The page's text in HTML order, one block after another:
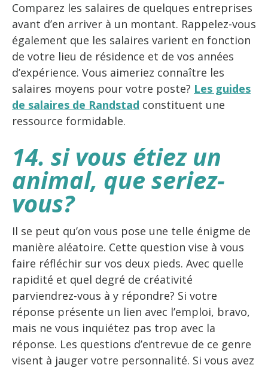
Comparez les salaires de quelques entreprises
avant d’en arriver à un montant. Rappelez-vous
également que les salaires varient en fonction
de votre lieu de résidence et de vos années
d’expérience. Vous aimeriez connaître les
salaires moyens pour votre poste? Les guides
de salaires de Randstad constituent une
ressource formidable.
14. si vous étiez un
animal, que seriez-
vous?
Il se peut qu’on vous pose une telle énigme de
manière aléatoire. Cette question vise à vous
faire réfléchir sur vos deux pieds. Avec quelle
rapidité et quel degré de créativité
parviendrez-vous à y répondre? Si votre
réponse présente un lien avec l’emploi, bravo,
mais ne vous inquiétez pas trop avec la
réponse. Les questions d’entrevue de ce genre
visent à jauger votre personnalité. Si vous avez